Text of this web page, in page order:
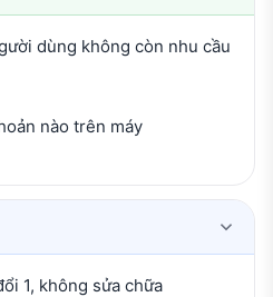
dùng không còn nhu cầu
nào trên máy
1, không sửa chữa